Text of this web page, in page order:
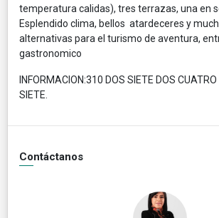
temperatura calidas), tres terrazas, una en
Esplendido clima, bellos atardeceres y
alternativas para el turismo de aventura,
gastronomico
INFORMACION:310 DOS SIETE DOS CUATRO
SIETE.
Contáctanos